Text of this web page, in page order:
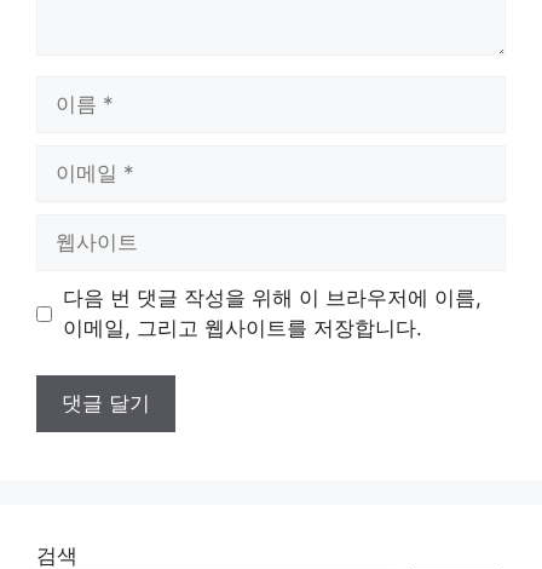
트
다음 번 댓글 작성을 위해 이 브라우저에 이름,
이메일, 그리고 웹사이트를 저장합니다.
검색